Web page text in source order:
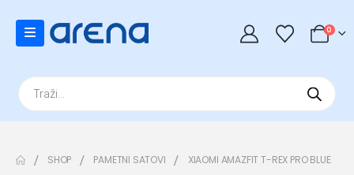
0
Products
search
SHOP PAMETNI SATOVI XIAOMI AMAZFIT T-REX PRO BLUE